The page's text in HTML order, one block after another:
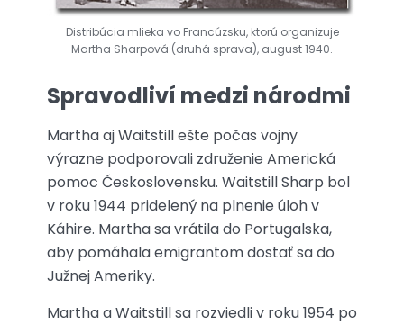
Distribúcia mlieka vo Francúzsku, ktorú organizuje
Martha Sharpová (druhá sprava), august 1940.
Spravodliví medzi národmi
Martha aj Waitstill ešte počas vojny
výrazne podporovali združenie Americká
pomoc Československu. Waitstill Sharp bol
v roku 1944 pridelený na plnenie úloh v
Káhire. Martha sa vrátila do Portugalska,
aby pomáhala emigrantom dostať sa do
Južnej Ameriky.
Martha a Waitstill sa rozviedli v roku 1954 po